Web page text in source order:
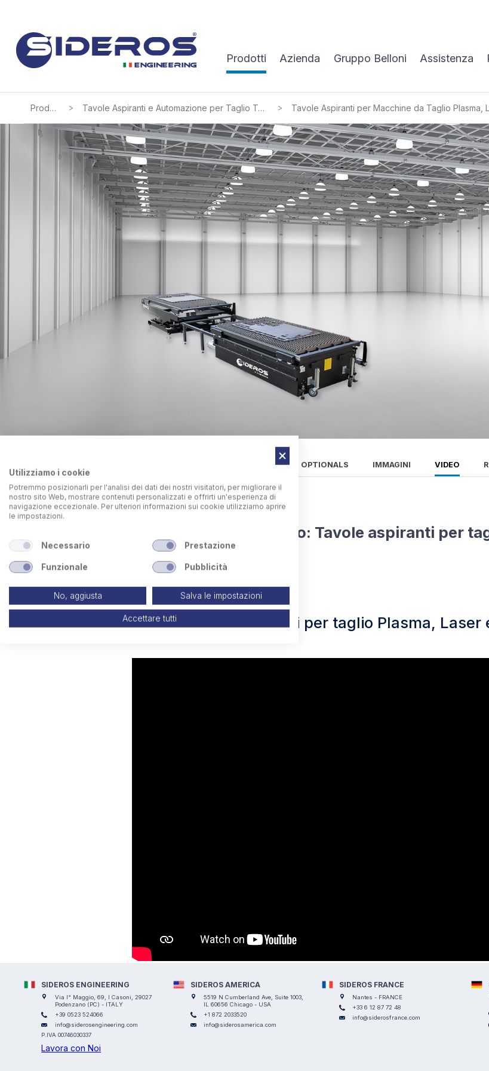
Prodotti Azienda Gruppo Belloni Assistenza
DESCRIZIONE OPTIONALS IMMAGINI VIDEO
Prodotti > Tavole Aspiranti e Automazione per Taglio Termico >
Video: Tavole aspiranti per
Tavole aspiranti per taglio Plasma, Laser
SIDEROS ENGINEERING
Via I° Maggio, 69, I Casoni, 29027
Podenzano (PC) - ITALY
+39 0523 524066
info@siderosengineering.com
P.IVA 00746030337
Lavora con Noi
SIDEROS AMERICA
5519 N Cumberland Ave, Suite 1003,
IL 60656 Chicago - USA
+1 872 2033520
info@siderosamerica.com
SIDEROS FRANCE
Nantes - FRANCE
+33 6 12 87 72 48
info@siderosfrance.com
Utilizziamo i cookie
Potremmo posizionarli per l'analisi dei dati dei nostri visitatori, per migliorare il
nostro sito Web, mostrare contenuti personalizzati e offrirti un'esperienza di
navigazione eccezionale. Per ulteriori informazioni sui cookie utilizziamo aprire
le impostazioni.
Necessario Prestazione
Funzionale Pubblicità
No, aggiusta Salva le impostazioni
Accettare tutti